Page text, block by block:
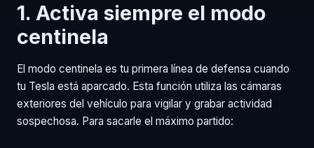
1. Activa siempre el modo
centinela
El modo centinela es tu primera línea de defensa cuando
tu Tesla está aparcado. Esta función utiliza las cámaras
exteriores del vehículo para vigilar y grabar actividad
sospechosa. Para sacarle el máximo partido: